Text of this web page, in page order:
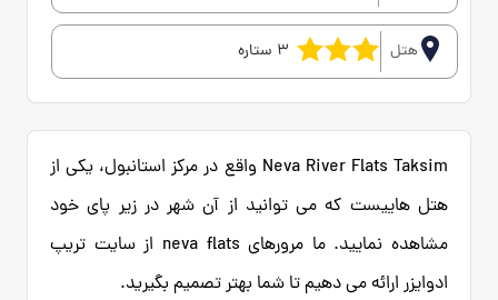
هتل 3 ستاره
Neva River Flats Taksim واقع در مرکز استانبول، یکی از
هتل هاییست که می توانید از آن شهر در زیر پای خود
مشاهده نمایید. ما مرورهای neva flats از سایت تریپ
ادوایزر ارائه می دهیم تا شما بهتر تصمیم بگیرید.